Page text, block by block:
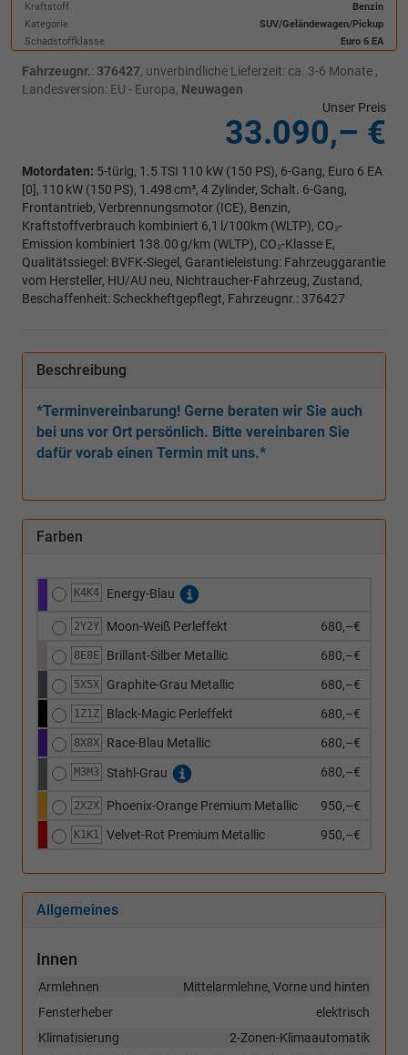
Kraftstoff
Benzin
Kategorie
SUV/Geländewagen/Pickup
Schadstoffklasse
Euro 6 EA
Fahrzeugnr.: 376427, unverbindliche Lieferzeit: ca. 3-6 Monate ,
Landesversion: EU - Europa, Neuwagen
Unser Preis
33.090,– €
Motordaten: 5-türig, 1.5 TSI 110 kW (150 PS), 6-Gang, Euro 6 EA
[0], 110 kW (150 PS), 1.498 cm³, 4 Zylinder, Schalt. 6-Gang,
Frontantrieb, Verbrennungsmotor (ICE), Benzin,
Kraftstoffverbrauch kombiniert 6,1 l/100km (WLTP), CO₂-
Emission kombiniert 138.00 g/km (WLTP), CO₂-Klasse E,
Qualitätssiegel: BVFK-Siegel, Garantieleistung: Fahrzeuggarantie
vom Hersteller, HU/AU neu, Nichtraucher-Fahrzeug, Zustand,
Beschaffenheit: Scheckheftgepflegt, Fahrzeugnr.: 376427
Beschreibung
*Terminvereinbarung! Gerne beraten wir Sie auch
bei uns vor Ort persönlich. Bitte vereinbaren Sie
dafür vorab einen Termin mit uns.*
Farben
K4K4 Energy-Blau
2Y2Y Moon-Weiß Perleffekt 680,–€
8E8E Brillant-Silber Metallic 680,–€
5X5X Graphite-Grau Metallic 680,–€
1Z1Z Black-Magic Perleffekt 680,–€
8X8X Race-Blau Metallic 680,–€
M3M3 Stahl-Grau 680,–€
2X2X Phoenix-Orange Premium Metallic 950,–€
K1K1 Velvet-Rot Premium Metallic 950,–€
Allgemeines
Innen
Mittelarmlehne, Vorne und hinten
Armlehnen
elektrisch
Fensterheber
2-Zonen-Klimaautomatik
Klimatisierung